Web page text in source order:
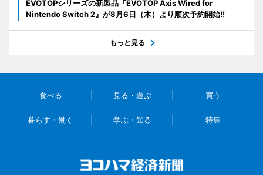
EVOTOPシリーズの新製品『EVOTOP Axis Wired for
Nintendo Switch 2』が8月6日（木）より順次予約開始!!
もっと見る
食べる 見る・遊ぶ 買う
暮らす・働く 学ぶ・知る 特集